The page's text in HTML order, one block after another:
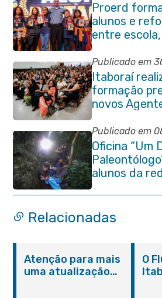
Proerd
alunos e
entre
Itaboraí
Publicado em
Itaboraí
formação
novos
Escolar
Publicado em
Oficina “Um
alunos da
Itaboraí
Relacionadas
Atenção para mais
uma atualização
O